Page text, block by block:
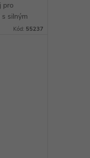
pro
silným
Díky
Kód: 55237